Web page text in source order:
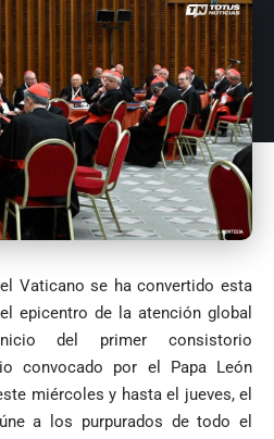
Vaticano se ha convertido esta
epicentro de la atención global
del primer consistorio
convocado por el Papa León
miércoles y hasta el jueves, el
a los purpurados de todo el